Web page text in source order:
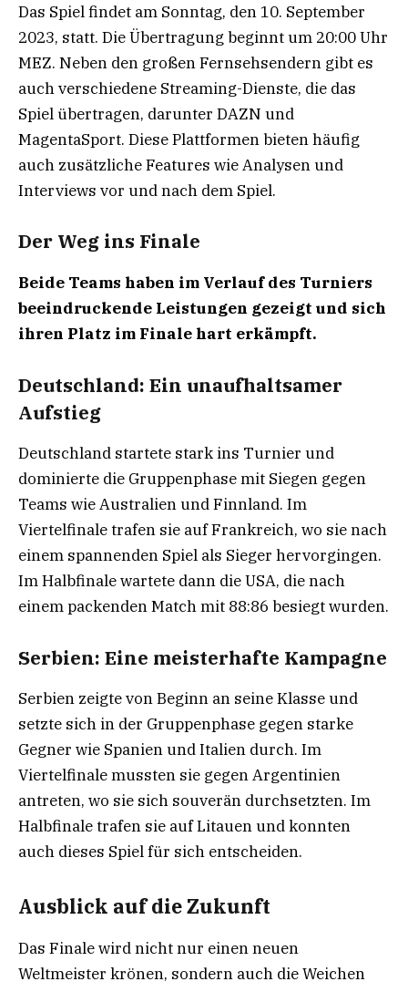
Das Spiel findet am Sonntag, den 10. September
2023, statt. Die Übertragung beginnt um 20:00 Uhr
MEZ. Neben den großen Fernsehsendern gibt es
auch verschiedene Streaming-Dienste, die das
Spiel übertragen, darunter DAZN und
MagentaSport. Diese Plattformen bieten häufig
auch zusätzliche Features wie Analysen und
Interviews vor und nach dem Spiel.
Der Weg ins Finale
Beide Teams haben im Verlauf des Turniers
beeindruckende Leistungen gezeigt und sich
ihren Platz im Finale hart erkämpft.
Deutschland: Ein unaufhaltsamer
Aufstieg
Deutschland startete stark ins Turnier und
dominierte die Gruppenphase mit Siegen gegen
Teams wie Australien und Finnland. Im
Viertelfinale trafen sie auf Frankreich, wo sie nach
einem spannenden Spiel als Sieger hervorgingen.
Im Halbfinale wartete dann die USA, die nach
einem packenden Match mit 88:86 besiegt wurden.
Serbien: Eine meisterhafte Kampagne
Serbien zeigte von Beginn an seine Klasse und
setzte sich in der Gruppenphase gegen starke
Gegner wie Spanien und Italien durch. Im
Viertelfinale mussten sie gegen Argentinien
antreten, wo sie sich souverän durchsetzten. Im
Halbfinale trafen sie auf Litauen und konnten
auch dieses Spiel für sich entscheiden.
Ausblick auf die Zukunft
Das Finale wird nicht nur einen neuen
Weltmeister krönen, sondern auch die Weichen